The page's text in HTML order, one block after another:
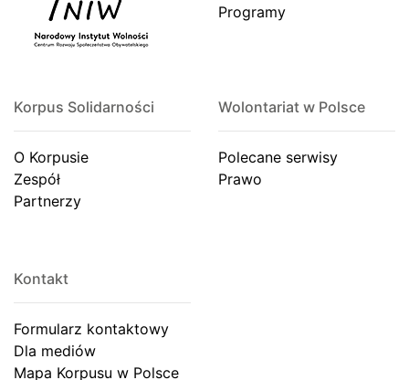
Programy
Korpus Solidarności
O Korpusie
Zespół
Partnerzy
Wolontariat w Polsce
Polecane serwisy
Prawo
Kontakt
Formularz kontaktowy
Dla mediów
Mapa Korpusu w Polsce